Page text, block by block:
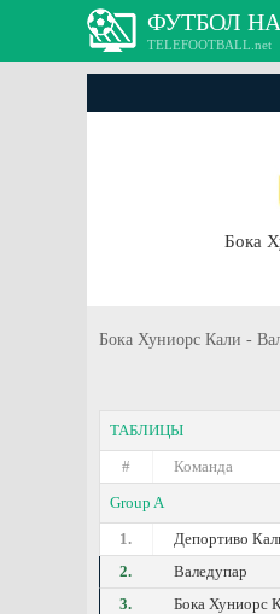
ФУТБОЛ
TELEFOOTBALL.net
Бока
Бока Хуниорс Кали -
ТАБЛИЦЫ
#
Команда
Group A
1.
Депортиво
2.
Валедупар
3.
Бока Хуниорс